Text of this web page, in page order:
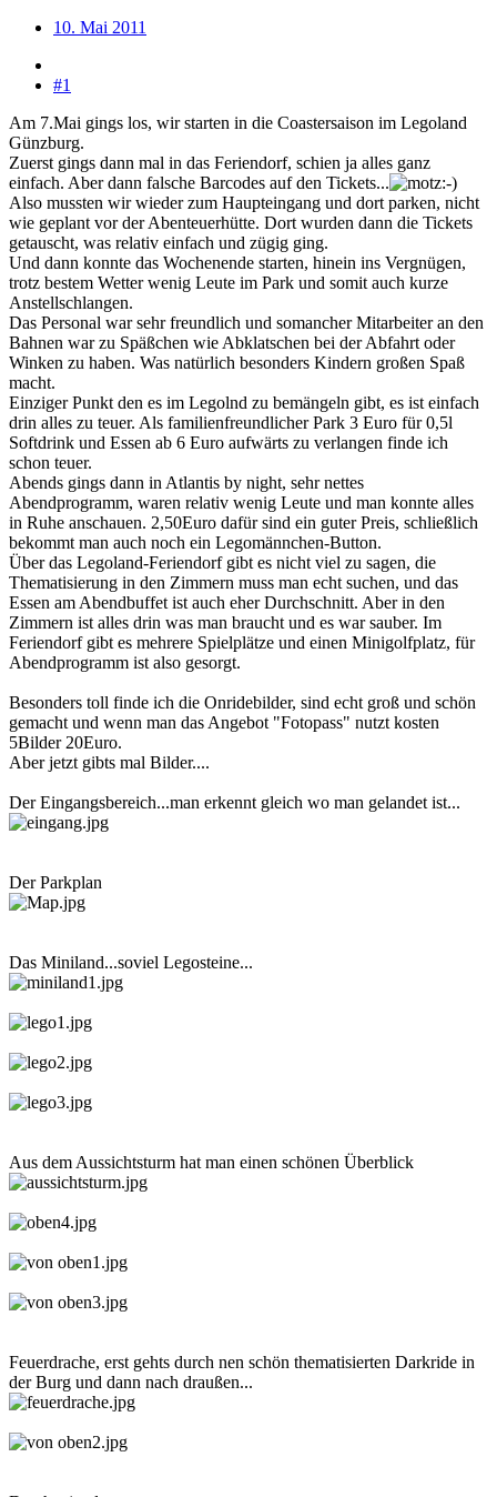
10. Mai 2011
#1
Am 7.Mai gings los, wir starten in die Coastersaison im Legoland
Günzburg.
Zuerst gings dann mal in das Feriendorf, schien ja alles ganz
einfach. Aber dann falsche Barcodes auf den Tickets...
Also mussten wir wieder zum Haupteingang und dort parken, nicht
wie geplant vor der Abenteuerhütte. Dort wurden dann die Tickets
getauscht, was relativ einfach und zügig ging.
Und dann konnte das Wochenende starten, hinein ins Vergnügen,
trotz bestem Wetter wenig Leute im Park und somit auch kurze
Anstellschlangen.
Das Personal war sehr freundlich und somancher Mitarbeiter an den
Bahnen war zu Späßchen wie Abklatschen bei der Abfahrt oder
Winken zu haben. Was natürlich besonders Kindern großen Spaß
macht.
Einziger Punkt den es im Legolnd zu bemängeln gibt, es ist einfach
drin alles zu teuer. Als familienfreundlicher Park 3 Euro für 0,5l
Softdrink und Essen ab 6 Euro aufwärts zu verlangen finde ich
schon teuer.
Abends gings dann in Atlantis by night, sehr nettes
Abendprogramm, waren relativ wenig Leute und man konnte alles
in Ruhe anschauen. 2,50Euro dafür sind ein guter Preis, schließlich
bekommt man auch noch ein Legomännchen-Button.
Über das Legoland-Feriendorf gibt es nicht viel zu sagen, die
Thematisierung in den Zimmern muss man echt suchen, und das
Essen am Abendbuffet ist auch eher Durchschnitt. Aber in den
Zimmern ist alles drin was man braucht und es war sauber. Im
Feriendorf gibt es mehrere Spielplätze und einen Minigolfplatz, für
Abendprogramm ist also gesorgt.
Besonders toll finde ich die Onridebilder, sind echt groß und schön
gemacht und wenn man das Angebot "Fotopass" nutzt kosten
5Bilder 20Euro.
Aber jetzt gibts mal Bilder....
Der Eingangsbereich...man erkennt gleich wo man gelandet ist...
Der Parkplan
Das Miniland...soviel Legosteine...
Aus dem Aussichtsturm hat man einen schönen Überblick
Feuerdrache, erst gehts durch nen schön thematisierten Darkride in
der Burg und dann nach draußen...